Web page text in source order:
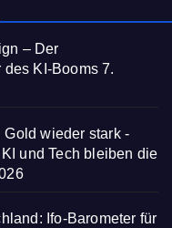
– Der
des KI-Booms 7.
Gold wieder stark -
und Tech bleiben die
Ifo-Barometer für